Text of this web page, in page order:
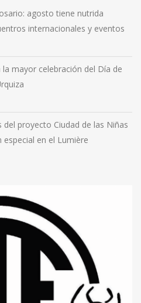
agosto tiene nutrida
internacionales y eventos
mayor celebración del Día de
proyecto Ciudad de las Niñas
en el Lumière